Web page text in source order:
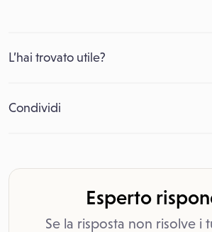
L’hai trovato utile?
Condividi
Esperto
Se la risposta non risolve i